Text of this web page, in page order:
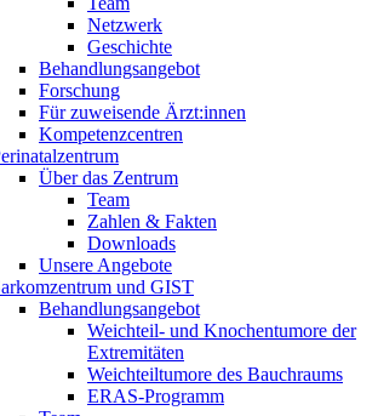
Netzwerk
Geschichte
Behandlungsangebot
Forschung
Für zuweisende Ärzt:innen
Kompetenzcentren
Über das Zentrum
Team
Zahlen & Fakten
Downloads
Unsere Angebote
und GIST
Behandlungsangebot
Weichteil- und Knochentumore der
Extremitäten
Weichteiltumore des Bauchraums
ERAS-Programm